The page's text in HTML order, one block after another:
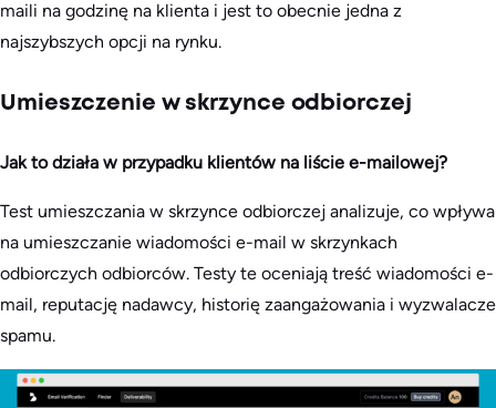
maili na godzinę na klienta i jest to obecnie jedna z
najszybszych opcji na rynku.
Umieszczenie w skrzynce odbiorczej
Jak to działa w przypadku klientów na liście e-mailowej?
Test umieszczania w skrzynce odbiorczej analizuje, co wpływa
na umieszczanie wiadomości e-mail w skrzynkach
odbiorczych odbiorców. Testy te oceniają treść wiadomości e-
mail, reputację nadawcy, historię zaangażowania i wyzwalacze
spamu.